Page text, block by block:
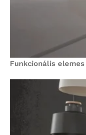
Funkcionális